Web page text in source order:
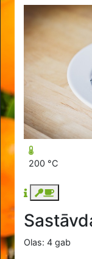
200 °C
Olas: 4 gab